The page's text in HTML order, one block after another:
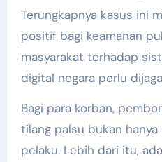
Terungkapnya kasus ini
positif bagi keamanan
masyarakat terhadap
digital negara perlu
Bagi para korban,
tilang palsu bukan
pelaku. Lebih dari itu,